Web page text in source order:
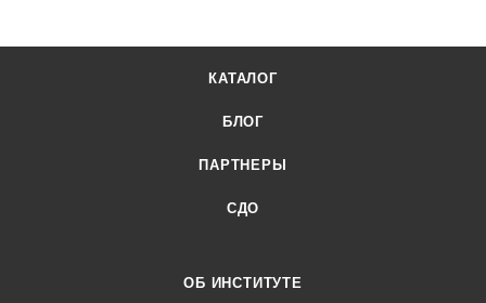
КАТАЛОГ
БЛОГ
ПАРТНЕРЫ
СДО
ОБ ИНСТИТУТЕ